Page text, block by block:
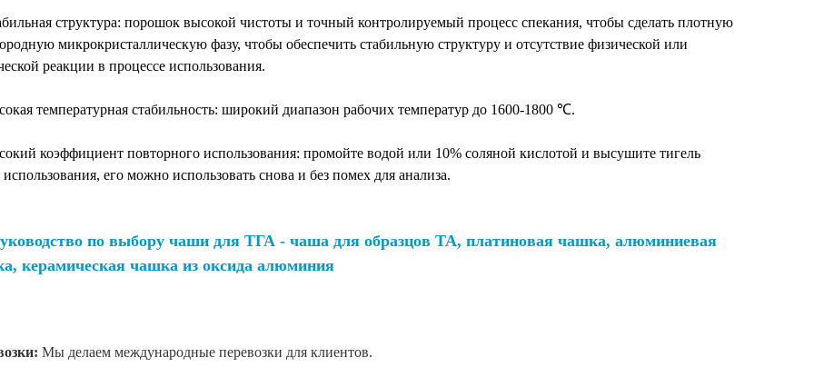
структура: порошок высокой чистоты и точный контролируемый процесс спекания, чтобы сделать плотную
микрокристаллическую фазу, чтобы обеспечить стабильную структуру и отсутствие физической или
реакции в процессе использования.
температурная стабильность: широкий диапазон рабочих температур до 1600-1800 ℃.
коэффициент повторного использования: промойте водой или 10% соляной кислотой и высушите тигель
использования, его можно использовать снова и без помех для анализа.
по выбору чаши для ТГА - чаша для образцов ТА, платиновая чашка, алюминиевая
керамическая чашка из оксида алюминия
Мы делаем международные перевозки для клиентов.